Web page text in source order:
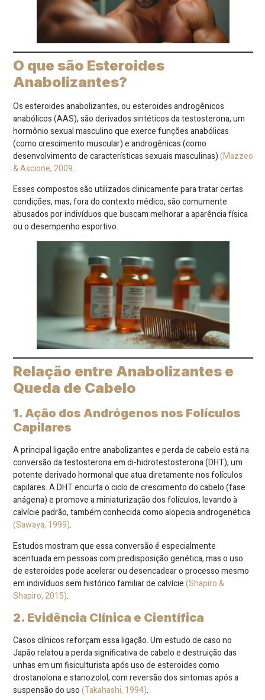
O que são Esteroides
Anabolizantes?
Os esteroides anabolizantes, ou esteroides androgênicos
anabólicos (AAS), são derivados sintéticos da testosterona, um
hormônio sexual masculino que exerce funções anabólicas
(como crescimento muscular) e androgênicas (como
desenvolvimento de características sexuais masculinas)(Mazzeo
& Ascione, 2009.
Esses compostos são utilizados clinicamente para tratar certas
condições, mas, fora do contexto médico, são comumente
abusados por indivíduos que buscam melhorar a aparência física
ou o desempenho esportivo.
Relação entre Anabolizantes e
Queda de Cabelo
1. Ação dos Andrógenos nos Folículos
Capilares
A principal ligação entre anabolizantes e perda de cabelo está na
conversão da testosterona em di-hidrotestosterona (DHT), um
potente derivado hormonal que atua diretamente nos folículos
capilares. A DHT encurta o ciclo de crescimento do cabelo (fase
anágena) e promove a miniaturização dos folículos, levando à
calvície padrão, também conhecida como alopecia androgenética
(Sawaya, 1999).
Estudos mostram que essa conversão é especialmente
acentuada em pessoas com predisposição genética, mas o uso
de esteroides pode acelerar ou desencadear o processo mesmo
em indivíduos sem histórico familiar de calvície(Shapiro &
Shapiro, 2015).
2. Evidência Clínica e Científica
Casos clínicos reforçam essa ligação. Um estudo de caso no
Japão relatou a perda significativa de cabelo e destruição das
unhas em um fisiculturista após uso de esteroides como
drostanolona e stanozolol, com reversão dos sintomas após a
suspensão do uso(Takahashi, 1994).